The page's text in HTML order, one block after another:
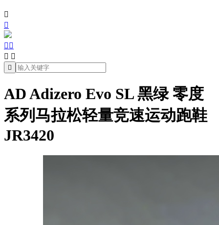


 
 

AD Adizero Evo SL 黑绿 零度
系列马拉松轻量竞速运动跑鞋
JR3420